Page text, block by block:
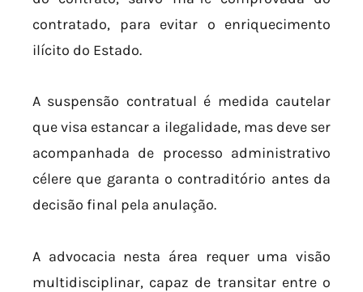
contratado, para evitar o enriquecimento
ilícito do Estado.
A suspensão contratual é medida cautelar
que visa estancar a ilegalidade, mas deve ser
acompanhada de processo administrativo
célere que garanta o contraditório antes da
decisão final pela anulação.
A advocacia nesta área requer uma visão
multidisciplinar, capaz de transitar entre o